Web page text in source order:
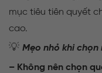
mục tiêu tiên quyết
cao.
💡 Mẹo nhỏ khi chọn
– Không nên chọn